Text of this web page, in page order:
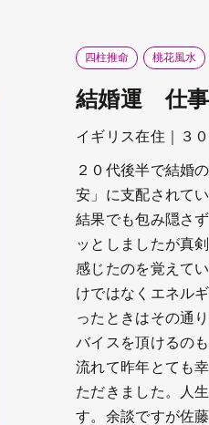
四柱推命 桃花風水
結婚運 仕
イギリス在住｜３
２０代後半で結婚
安」に支配されて
結果でも包み隠さ
ッとしましたが真
感じたのを覚えて
けではなくエネル
ったときはその通
バイスを頂けるの
流れて昨年とても
ただきました。人
す。余談ですが佐